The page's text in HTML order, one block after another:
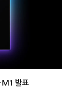
M1 발표